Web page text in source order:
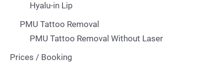
Hyalu-in Lip
PMU Tattoo Removal
PMU Tattoo Removal Without Laser
Prices / Booking